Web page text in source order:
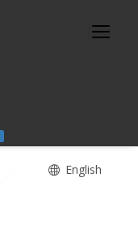
English